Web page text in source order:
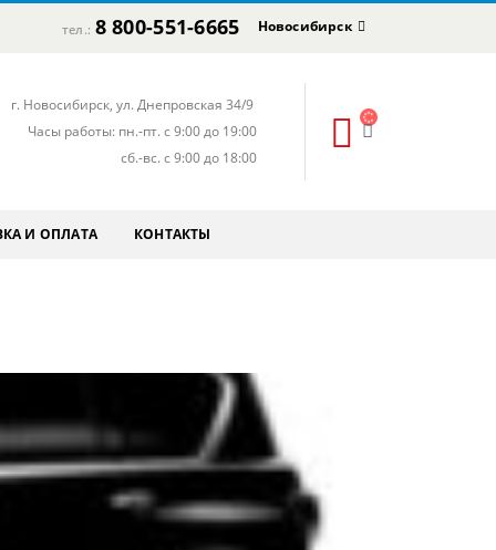
тел.: 8 800-551-6665 Новосибирск
г. Новосибирск, ул. Днепровская 34/9
Часы работы: пн.-пт. с 9:00 до 19:00
сб.-вс. с 9:00 до 18:00
И ОПЛАТА КОНТАКТЫ